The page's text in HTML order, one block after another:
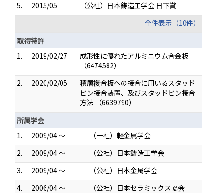
5.
2015/05
（公社）日本鋳造工学会 日下賞
全件表示（10件）
取得特許
1.
2019/02/27
成形性に優れたアルミニウム合金板
（6474582）
2.
2020/02/05
積層複合板への接合に用いるスタッド
ピン接合装置、及びスタッドピン接合
方法 （6639790）
所属学会
1.
2009/04 ～
（一社）軽金属学会
2.
2009/04 ～
（公社）日本鋳造工学会
3.
2009/04 ～
（公社）日本金属学会
4.
2006/04 ～
（公社）日本セラミックス協会